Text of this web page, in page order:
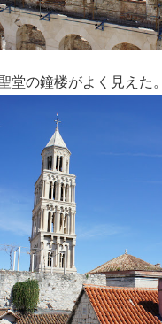
堂の鐘楼がよく見えた。